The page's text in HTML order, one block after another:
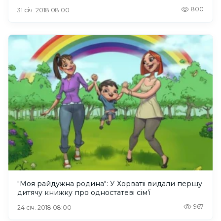
31 січ. 2018 08:00 800
"Моя райдужна родина": У Хорватії видали першу
дитячу книжку про одностатеві сім’ї
24 січ. 2018 08:00 967